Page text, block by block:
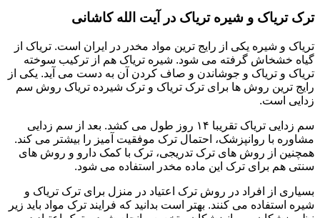
ترک تریاک و شیره تریاک در آیت الله کاشانی
تریاک و شیره یکی از رایج ترین مواد مخدر در ایران است. تریاک از
گیاه خشخاش گرفته می شود. شیره تریاک هم از ترکیب سوخته
تریاک و تریاک و جوشاندن و صاف کردن آن به دست می آید. یکی از
رایج ترین روش ها برای ترک تریاک و ترک شیرده تریاک روش سم
زدایی است.
سم زدایی تریاک تقریبا ۱۴ روز طول می کشد. بعد از سم زدایی
مشاوره با روانپزشک، احتمال ترک موفقیت آمیز را بیشتر می کند.
همچنین از روش های ترک تدریجی، ترک با کمک دارو و روش های
سنتی هم برای ترک این ماده مخدر استفاده می شود.
بسیاری از افراد در روش ترک اعتیاد در منزل برای ترک تریاک و
شیره استفاده می کنند. بهتر است بدانید که فرایند ترک مواد باید زیر